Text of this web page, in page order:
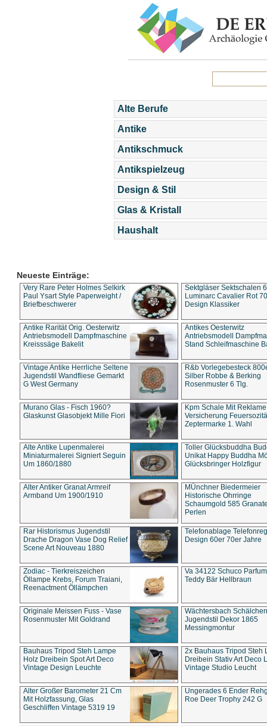
Alte Berufe
Antike
Antikschmuck
Antikspielzeug
Design & Stil
Glas & Kristall
Haushalt
Neueste Einträge:
Very Rare Peter Holmes Selkirk
Paul Ysart Style Paperweight /
Briefbeschwerer
Sektgläser Sektschalen
Luminarc Cavalier Rot
Design Klassiker
Antike Rarität Orig. Oesterwitz
Antriebsmodell Dampfmaschine
Kreisssäge Bakelit
Antikes Oesterwitz
Antriebsmodell
Stand Schleifmaschine
Vintage Antike Herrliche Seltene
Jugendstil Wandfliese Gemarkt
G West Germany
R&b Vorlegebesteck
Silber Robbe & Berking
Rosenmuster 6 Tlg.
Murano Glas - Fisch 1960?
Glaskunst Glasobjekt Mille Fiori
Kpm Schale Mit Reklame
Versicherung
Zeptermarke 1. Wahl
Alte Antike Lupenmalerei
Miniaturmalerei Signiert Seguin
Um 1860/1880
Toller Glücksbuddha
Unikat Happy Buddha
Glücksbringer Holzfigur
Alter Antiker Granat Armreif
Armband Um 1900/1910
MÜnchner Biedermeier
Historische Ohrringe
Schaumgold 585
Perlen
Rar Historismus Jugendstil
Drache Dragon Vase Dog Relief
Scene Art Nouveau 1880
Telefonablage
Design 60er 70er Jahre
Zodiac - Tierkreiszeichen
Öllampe Krebs, Forum Traiani,
Reenactment Öllämpchen
Va 34122 Schuco
Teddy Bär Hellbraun
Originale Meissen Fuss - Vase
Rosenmuster Mit Goldrand
Wächtersbach Schälchen
Jugendstil Dekor 1865
Messingmontur
Bauhaus Tripod Steh Lampe
Holz Dreibein Spot Art Deco
Vintage Design Leuchte
2x Bauhaus Tripod Steh
Dreibein Stativ Art Deco
Vintage Studio Leucht
Alter Großer Barometer 21 Cm
Mit Holzfassung, Glas
Geschliffen Vintage 5319 19
Ungerades 6 Ender
Roe Deer Trophy 242 G